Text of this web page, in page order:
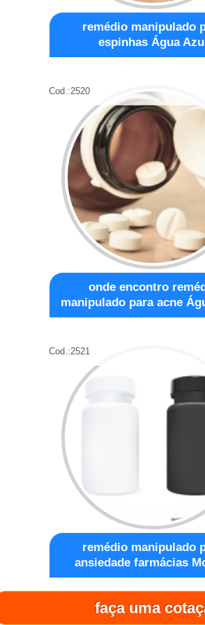
faça uma
remédio manipulado
espinhas Água
Cod.:2520
onde encontro
manipulado para acne
Cod.:2521
remédio manipulado
ansiedade farmácias